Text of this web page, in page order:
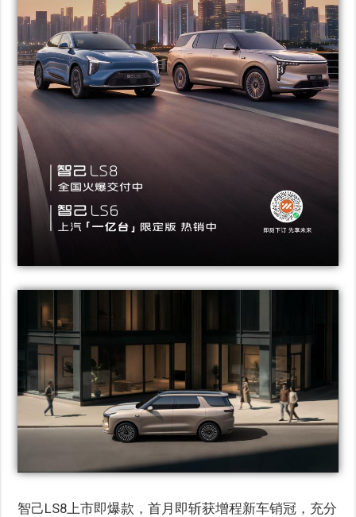
智己LS8上市即爆款，首月即斩获增程新车销冠，充分